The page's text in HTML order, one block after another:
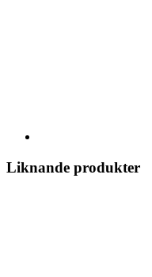
Liknande produkter